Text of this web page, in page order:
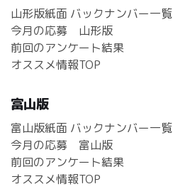
山形版紙面 バックナンバー一覧
今月の応募 山形版
前回のアンケート結果
オススメ情報TOP
富山版
富山版紙面 バックナンバー一覧
今月の応募 富山版
前回のアンケート結果
オススメ情報TOP